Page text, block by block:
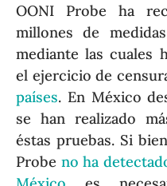
OONI Probe ha
millones de
mediante las cuales
el ejercicio de
países. En México
se han realizado
éstas pruebas. Si
Probe no ha